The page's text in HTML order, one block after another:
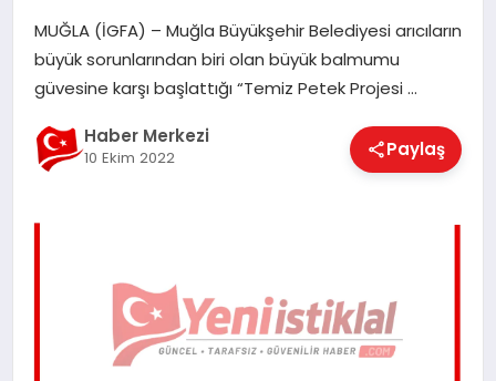
EĞITIM
EKONOMI
MAGAZIN
MUĞLA (İGFA) – Muğla Büyükşehir Belediyesi arıcıların
büyük sorunlarından biri olan büyük balmumu
güvesine karşı başlattığı “Temiz Petek Projesi …
Haber Merkezi
10 Ekim 2022 Paylaş